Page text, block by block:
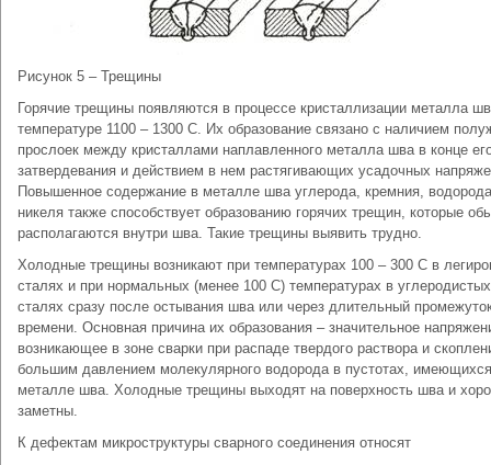
Рисунок 5 – Трещины
Горячие трещины появляются в процессе кристаллизации металла
температуре 1100 – 1300 С. Их образование связано с наличием
прослоек между кристаллами наплавленного металла шва в конце
затвердевания и действием в нем растягивающих усадочных
Повышенное содержание в металле шва углерода, кремния,
никеля также способствует образованию горячих трещин, которые
располагаются внутри шва. Такие трещины выявить трудно.
Холодные трещины возникают при температурах 100 – 300 С в
сталях и при нормальных (менее 100 С) температурах в углеродистых
сталях сразу после остывания шва или через длительный
времени. Основная причина их образования – значительное
возникающее в зоне сварки при распаде твердого раствора и
большим давлением молекулярного водорода в пустотах,
металле шва. Холодные трещины выходят на поверхность шва и
заметны.
К дефектам микроструктуры сварного соединения относят